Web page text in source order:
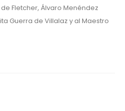
Fletcher, Álvaro Menéndez
Guerra de Villalaz y al Maestro